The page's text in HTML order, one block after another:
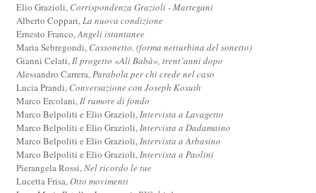
Elio Grazioli, Corrispondenza Grazioli - Martegani
Alberto Coppari,La nuova condizione
Ernesto Franco,Angeli istantanee
Maria Sebregondi, Cassonetto. (forma netturbina del sonetto)
Gianni Celati,Il progetto «Alì Babà», trent’anni dopo
Alessandro Carrera,Parabola per chi crede nel caso
Lucia Prandi, Conversazione con Joseph Kosuth
Marco Ercolani,Il rumore di fondo
Marco Belpoliti e Elio Grazioli,Intervista a Lavagetto
Marco Belpoliti e Elio Grazioli,Intervista a Dadamaino
Marco Belpoliti e Elio Grazioli,Intervista a Arbasino
Marco Belpoliti e Elio Grazioli,Intervista a Paolini
Pierangela Rossi,Nel ricordo le tue
Lucetta Frisa,Otto movimenti